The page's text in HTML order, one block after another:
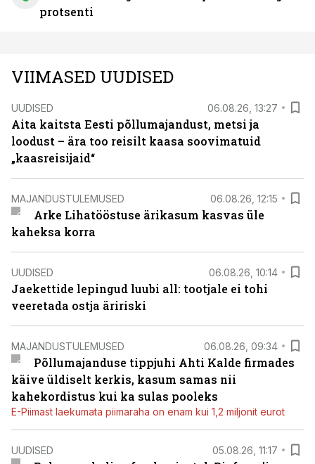
protsenti
VIIMASED UUDISED
UUDISED 06.08.26, 13:27
Aita kaitsta Eesti põllumajandust, metsi ja
loodust – ära too reisilt kaasa soovimatuid
„kaasreisijaid“
MAJANDUSTULEMUSED 06.08.26, 12:15
Arke Lihatööstuse ärikasum kasvas üle
kaheksa korra
UUDISED 06.08.26, 10:14
Jaekettide lepingud luubi all: tootjale ei tohi
veeretada ostja äririski
MAJANDUSTULEMUSED 06.08.26, 09:34
Põllumajanduse tippjuhi Ahti Kalde firmades
käive üldiselt kerkis, kasum samas nii
kahekordistus kui ka sulas pooleks
E-Piimast laekumata piimaraha on enam kui 1,2 miljonit eurot
UUDISED 05.08.26, 11:17